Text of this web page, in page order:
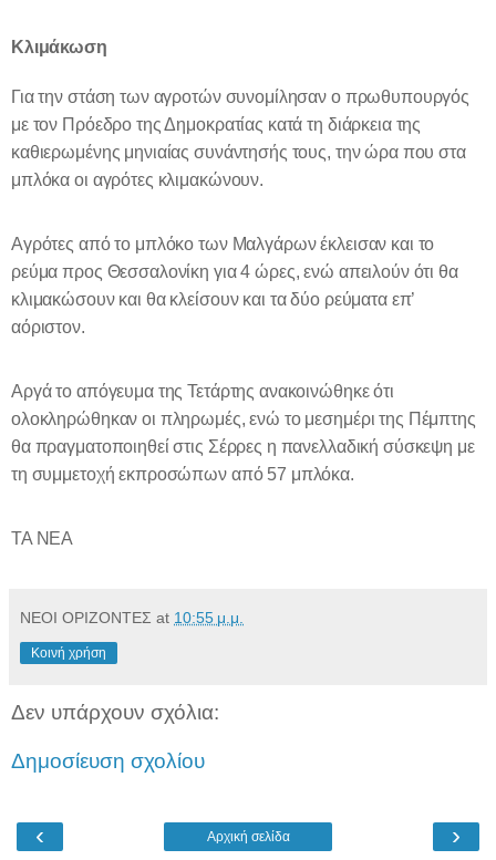
Κλιμάκωση
Για την στάση των αγροτών συνομίλησαν ο πρωθυπουργός
με τον Πρόεδρο της Δημοκρατίας κατά τη διάρκεια της
καθιερωμένης μηνιαίας συνάντησής τους, την ώρα που στα
μπλόκα οι αγρότες κλιμακώνουν.
Αγρότες από το μπλόκο των Μαλγάρων έκλεισαν και το
ρεύμα προς Θεσσαλονίκη για 4 ώρες, ενώ απειλούν ότι θα
κλιμακώσουν και θα κλείσουν και τα δύο ρεύματα επ’
αόριστον.
Αργά το απόγευμα της Τετάρτης ανακοινώθηκε ότι
ολοκληρώθηκαν οι πληρωμές, ενώ το μεσημέρι της Πέμπτης
θα πραγματοποιηθεί στις Σέρρες η πανελλαδική σύσκεψη με
τη συμμετοχή εκπροσώπων από 57 μπλόκα.
ΤΑ ΝΕΑ
ΝΕΟΙ ΟΡΙΖΟΝΤΕΣ at 10:55 μ.μ.
Κοινή χρήση
Δεν υπάρχουν σχόλια:
Δημοσίευση σχολίου
‹ ›
Αρχική σελίδα